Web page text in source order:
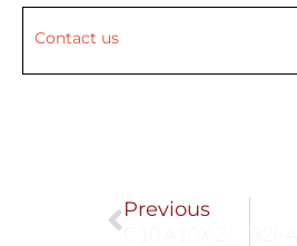
Contact us
Prev
Previous